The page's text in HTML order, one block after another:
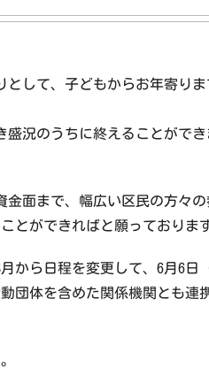
して、子どもからお年寄り
況のうちに終えることがで
面まで、幅広い区民の方々の
とができればと願っております
から日程を変更して、6月6日
団体を含めた関係機関とも連